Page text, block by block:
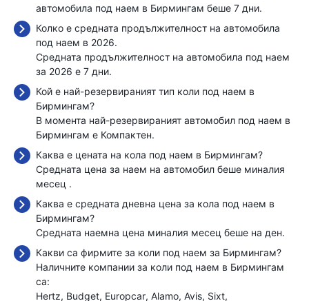
автомобила под наем в Бирмингам беше 7 дни.
Колко е средната продължителност на автомобила
под наем в 2026.
Средната продължителност на автомобила под наем
за 2026 е 7 дни.
Кой е най-резервираният тип коли под наем в
Бирмингам?
В момента най-резервираният автомобил под наем в
Бирмингам е Компактен.
Каква е цената на кола под наем в Бирмингам?
Средната цена за наем на автомобил беше миналия
месец .
Каква е средната дневна цена за кола под наем в
Бирмингам?
Средната наемна цена миналия месец беше на ден.
Какви са фирмите за коли под наем за Бирмингам?
Наличните компании за коли под наем в Бирмингам
са:
Hertz Budget Europcar Alamo Avis Sixt